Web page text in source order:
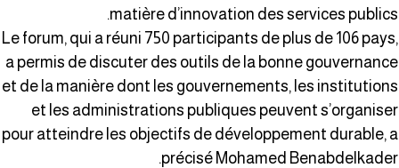
matière d’innovation des services
Le forum, qui a réuni 750 participants de plus de 106
a permis de discuter des outils de la bonne
et de la manière dont les gouvernements, les
et les administrations publiques peuvent
pour atteindre les objectifs de développement durable,
précisé Mohamed